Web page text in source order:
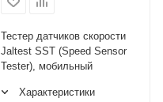
Тестер датчиков скорости
Jaltest SST (Speed Sensor
Tester), мобильный
Характеристики